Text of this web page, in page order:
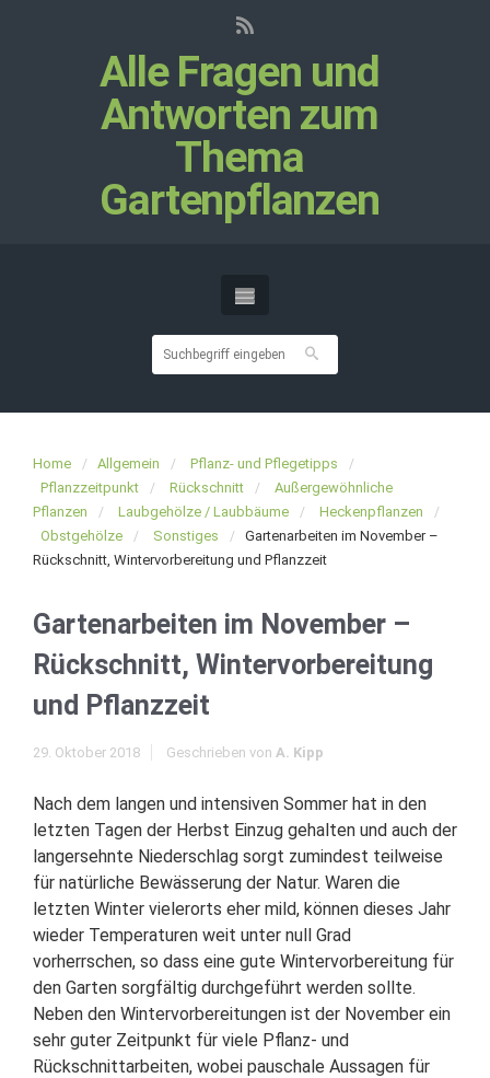
Alle Fragen und
Antworten zum
Thema
Gartenpflanzen
Home Allgemein
Pflanz- und Pflegetipps
Pflanzzeitpunkt
Rückschnitt
Außergewöhnliche
Pflanzen
Laubgehölze / Laubbäume
Heckenpflanzen
Obstgehölze
Sonstiges
Gartenarbeiten im November –
Rückschnitt, Wintervorbereitung und Pflanzzeit
Gartenarbeiten im November –
Rückschnitt, Wintervorbereitung
und Pflanzzeit
29. Oktober 2018 Geschrieben von A. Kipp
Nach dem langen und intensiven Sommer hat in den
letzten Tagen der Herbst Einzug gehalten und auch der
langersehnte Niederschlag sorgt zumindest teilweise
für natürliche Bewässerung der Natur. Waren die
letzten Winter vielerorts eher mild, können dieses Jahr
wieder Temperaturen weit unter null Grad
vorherrschen, so dass eine gute Wintervorbereitung für
den Garten sorgfältig durchgeführt werden sollte.
Neben den Wintervorbereitungen ist der November ein
sehr guter Zeitpunkt für viele Pflanz- und
Rückschnittarbeiten, wobei pauschale Aussagen für